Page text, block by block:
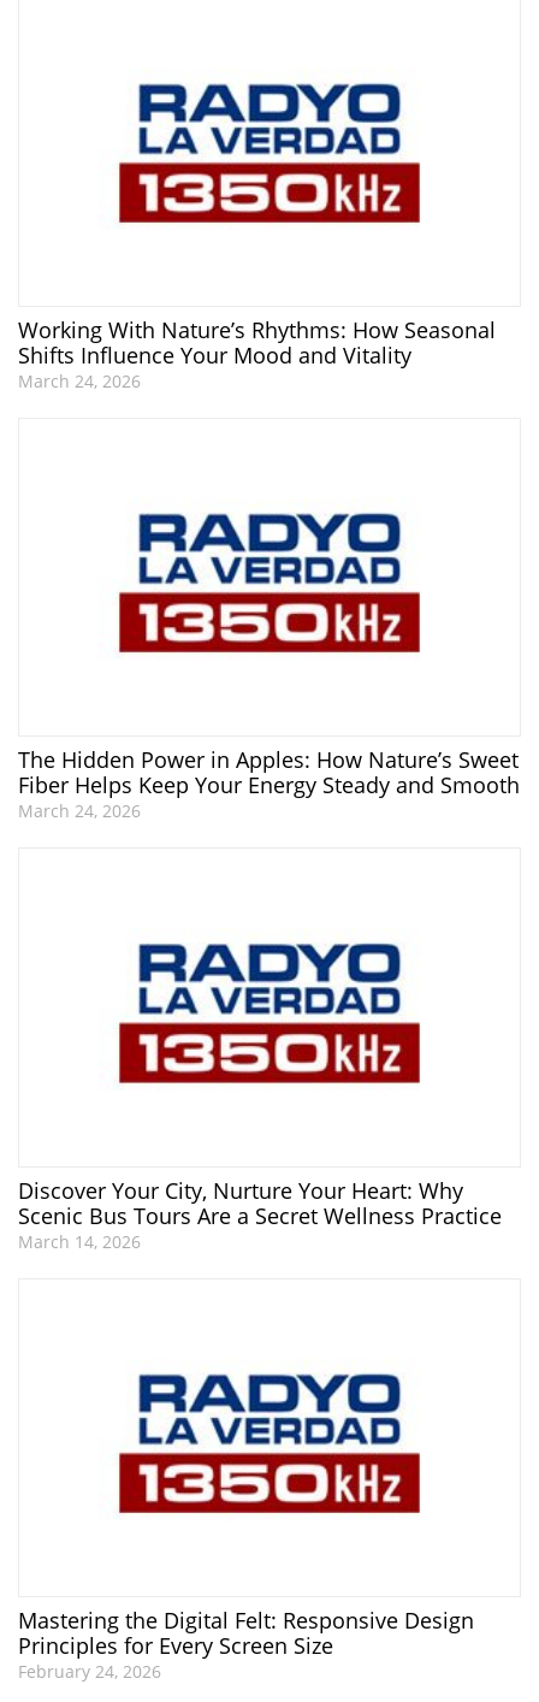
Working With Nature’s Rhythms: How Seasonal
Shifts Influence Your Mood and Vitality
March 24, 2026
The Hidden Power in Apples: How Nature’s Sweet
Fiber Helps Keep Your Energy Steady and Smooth
March 24, 2026
Discover Your City, Nurture Your Heart: Why
Scenic Bus Tours Are a Secret Wellness Practice
March 14, 2026
Mastering the Digital Felt: Responsive Design
Principles for Every Screen Size
February 24, 2026